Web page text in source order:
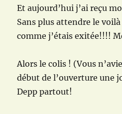
Et aujourd’hui j’ai reçu
Sans plus attendre le
comme j’étais exitée!!!!
Alors le colis ! (Vous
début de l’ouverture une
Depp partout!